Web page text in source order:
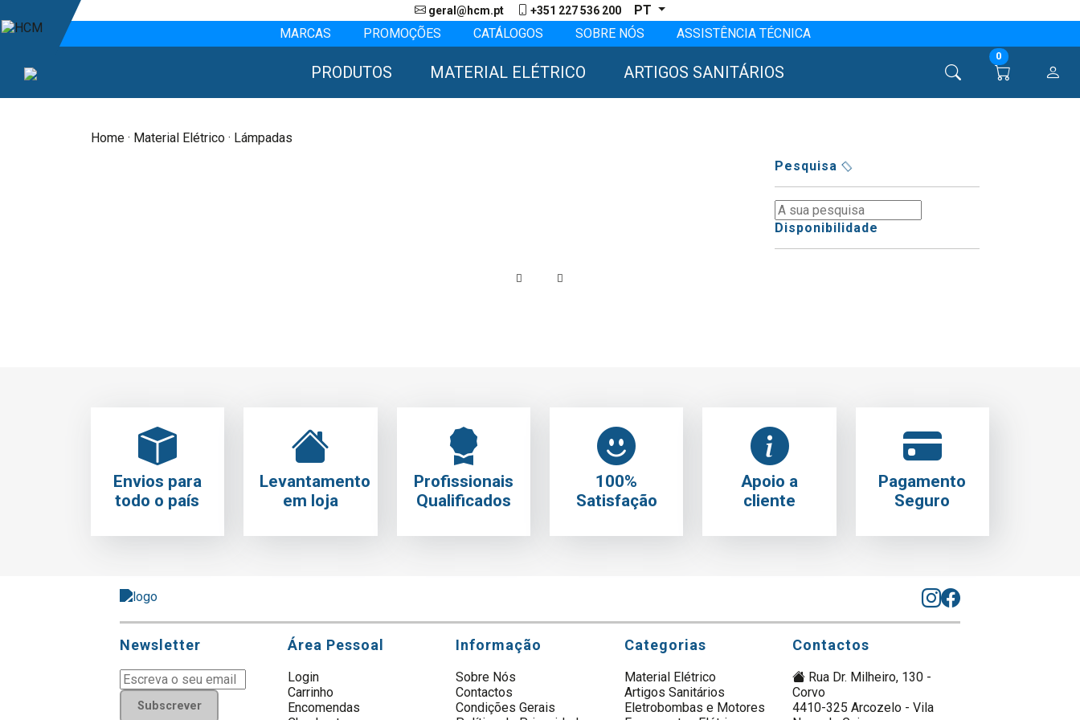
geral@hcm.pt +351 227 536 200
PT
MARCAS
PROMOÇÕES CATÁLOGOS SOBRE NÓS ASSISTÊNCIA TÉCNICA
PRODUTOS MATERIAL ELÉTRICO ARTIGOS SANITÁRIOS
0
Home· Material Elétrico· Lámpadas
Pesquisa
Disponibilidade
Envios para
todo o país
Levantamento
em loja
Profissionais
Qualificados
100%
Satisfação
Apoio a
cliente
Pagamento
Seguro
Newsletter
Subscrever
Área Pessoal
Login
Carrinho
Encomendas
Informação
Sobre Nós
Contactos
Condições Gerais
Categorias
Material Elétrico
Artigos Sanitários
Eletrobombas e Motores
Contactos
Rua Dr. Milheiro, 130 -
Corvo
4410-325 Arcozelo - Vila